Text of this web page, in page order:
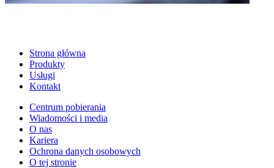
Strona główna
Produkty
Usługi
Kontakt
Centrum pobierania
Wiadomości i media
O nas
Kariera
Ochrona danych osobowych
O tej stronie